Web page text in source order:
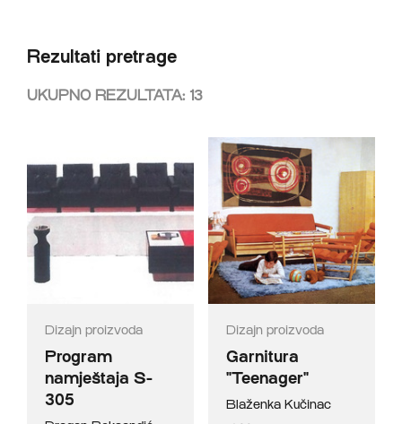
Rezultati pretrage
UKUPNO REZULTATA: 13
Dizajn proizvoda
Program
namještaja S-
305
Dizajn proizvoda
Garnitura
"Teenager"
Blaženka Kučinac